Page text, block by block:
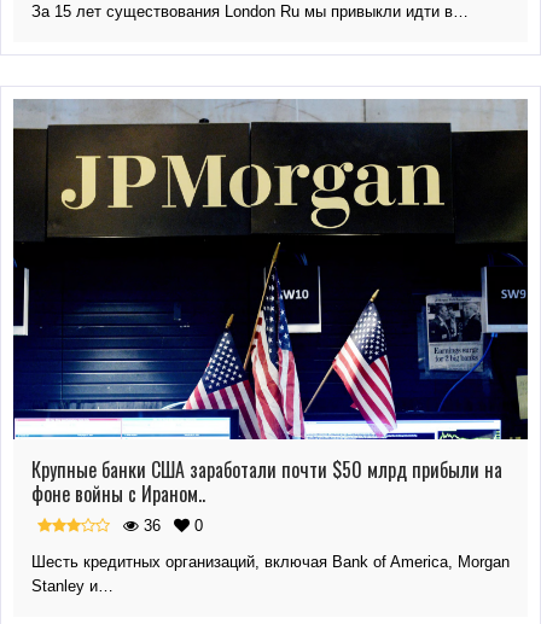
За 15 лет существования London Ru мы привыкли идти в…
Крупные банки США заработали почти $50 млрд прибыли на
фоне войны с Ираном..
36
0
Шесть кредитных организаций, включая Bank of America, Morgan
Stanley и…